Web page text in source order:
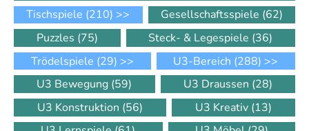
Tischspiele (210) >> Gesellschaftsspiele (62)
Puzzles (75) Steck- & Legespiele (36)
Trödelspiele (29) >> U3-Bereich (288) >>
U3 Bewegung (59) U3 Draussen (28)
U3 Konstruktion (56) U3 Kreativ (13)